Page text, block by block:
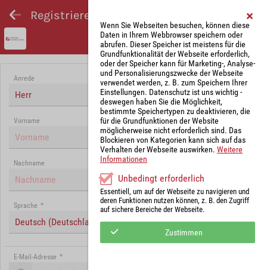
Registrieren und Angebot abgeben
Anrede
Herr
Vorname
Nachname
Sprache *
Deutsch (Deutschland)
E-Mail-Adresse *
Wenn Sie Webseiten besuchen, können diese
Daten in Ihrem Webbrowser speichern oder
abrufen. Dieser Speicher ist meistens für die
Grundfunktionalität der Webseite erforderlich,
oder der Speicher kann für Marketing-, Analyse-
und Personalisierungszwecke der Webseite
verwendet werden, z. B. zum Speichern Ihrer
Einstellungen. Datenschutz ist uns wichtig -
deswegen haben Sie die Möglichkeit,
bestimmte Speichertypen zu deaktivieren, die
für die Grundfunktionen der Website
möglicherweise nicht erforderlich sind. Das
Blockieren von Kategorien kann sich auf das
Verhalten der Webseite auswirken. Weitere
Informationen
Unbedingt erforderlich
Essentiell, um auf der Webseite zu navigieren und
deren Funktionen nutzen können, z. B. den Zugriff
auf sichere Bereiche der Webseite.
Zustimmen